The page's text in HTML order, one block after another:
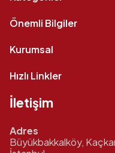
Önemli Bilgiler
Kurumsal
Hızlı Linkler
İletişim
Adres
Büyükbakkalköy,